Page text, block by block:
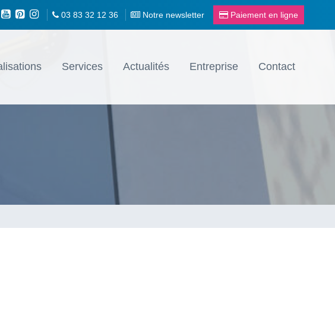
03 83 32 12 36 Notre newsletter Paiement en ligne
Services Actualités Entreprise Contact